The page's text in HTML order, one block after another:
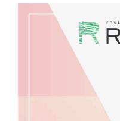
Barra
lateral
artigos